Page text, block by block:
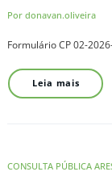
Por donavan.oliveira
Formulário CP 02-
Leia mais
CONSULTA PÚBLICA